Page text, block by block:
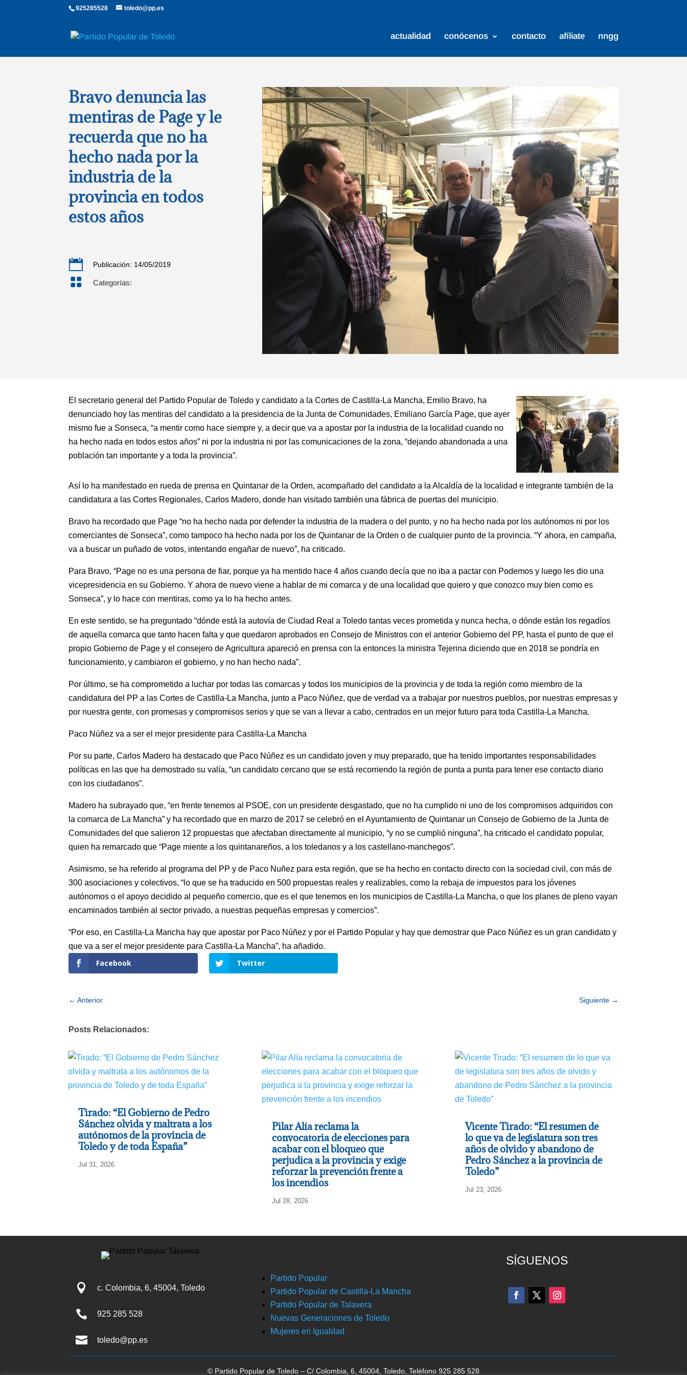
925285528 toledo@pp.es
actualidad conócenos contacto afíliate nngg
Bravo denuncia las
mentiras de Page y le
recuerda que no ha
hecho nada por la
industria de la
provincia en todos
estos años
 Publicación: 14/05/2019
 Categorías:
El secretario general del Partido Popular de Toledo y candidato a la Cortes de Castilla-La Mancha, Emilio Bravo, ha
denunciado hoy las mentiras del candidato a la presidencia de la Junta de Comunidades, Emiliano García Page, que ayer
mismo fue a Sonseca, “a mentir como hace siempre y, a decir que va a apostar por la industria de la localidad cuando no
ha hecho nada en todos estos años” ni por la industria ni por las comunicaciones de la zona, “dejando abandonada a una
población tan importante y a toda la provincia”.
Así lo ha manifestado en rueda de prensa en Quintanar de la Orden, acompañado del candidato a la Alcaldía de la localidad e integrante también de la
candidatura a las Cortes Regionales, Carlos Madero, donde han visitado también una fábrica de puertas del municipio.
Bravo ha recordado que Page “no ha hecho nada por defender la industria de la madera o del punto, y no ha hecho nada por los autónomos ni por los
comerciantes de Sonseca”, como tampoco ha hecho nada por los de Quintanar de la Orden o de cualquier punto de la provincia. “Y ahora, en campaña,
va a buscar un puñado de votos, intentando engañar de nuevo”, ha criticado.
Para Bravo, “Page no es una persona de fiar, porque ya ha mentido hace 4 años cuando decía que no iba a pactar con Podemos y luego les dio una
vicepresidencia en su Gobierno. Y ahora de nuevo viene a hablar de mi comarca y de una localidad que quiero y que conozco muy bien como es
Sonseca”, y lo hace con mentiras, como ya lo ha hecho antes.
En este sentido, se ha preguntado “dónde está la autovía de Ciudad Real a Toledo tantas veces prometida y nunca hecha, o dónde están los regadíos
de aquella comarca que tanto hacen falta y que quedaron aprobados en Consejo de Ministros con el anterior Gobierno del PP, hasta el punto de que el
propio Gobierno de Page y el consejero de Agricultura apareció en prensa con la entonces la ministra Tejerina diciendo que en 2018 se pondría en
funcionamiento, y cambiaron el gobierno, y no han hecho nada”.
Por último, se ha comprometido a luchar por todas las comarcas y todos los municipios de la provincia y de toda la región como miembro de la
candidatura del PP a las Cortes de Castilla-La Mancha, junto a Paco Núñez, que de verdad va a trabajar por nuestros pueblos, por nuestras empresas y
por nuestra gente, con promesas y compromisos serios y que se van a llevar a cabo, centrados en un mejor futuro para toda Castilla-La Mancha.
Paco Núñez va a ser el mejor presidente para Castilla-La Mancha
Por su parte, Carlos Madero ha destacado que Paco Núñez es un candidato joven y muy preparado, que ha tenido importantes responsabilidades
políticas en las que ha demostrado su valía, “un candidato cercano que se está recorriendo la región de punta a punta para tener ese contacto diario
con los ciudadanos”.
Madero ha subrayado que, “en frente tenemos al PSOE, con un presidente desgastado, que no ha cumplido ni uno de los compromisos adquiridos con
la comarca de La Mancha” y ha recordado que en marzo de 2017 se celebró en el Ayuntamiento de Quintanar un Consejo de Gobierno de la Junta de
Comunidades del que salieron 12 propuestas que afectaban directamente al municipio, “y no se cumplió ninguna”, ha criticado el candidato popular,
quien ha remarcado que “Page miente a los quintanareños, a los toledanos y a los castellano-manchegos”.
Asimismo, se ha referido al programa del PP y de Paco Nuñez para esta región, que se ha hecho en contacto directo con la sociedad civil, con más de
300 asociaciones y colectivos, “lo que se ha traducido en 500 propuestas reales y realizables, como la rebaja de impuestos para los jóvenes
autónomos o el apoyo decidido al pequeño comercio, que es el que tenemos en los municipios de Castilla-La Mancha, o que los planes de pleno vayan
encaminados también al sector privado, a nuestras pequeñas empresas y comercios”.
“Por eso, en Castilla-La Mancha hay que apostar por Paco Núñez y por el Partido Popular y hay que demostrar que Paco Núñez es un gran candidato y
que va a ser el mejor presidente para Castilla-La Mancha”, ha añadido.
Facebook Twitter
←Anterior Siguiente→
Posts Relacionados:
Tirado: “El Gobierno de Pedro
Sánchez olvida y maltrata a los
autónomos de la provincia de
Toledo y de toda España”
Jul 31, 2026
Pilar Alía reclama la
convocatoria de elecciones para
acabar con el bloqueo que
perjudica a la provincia y exige
reforzar la prevención frente a
los incendios
Jul 28, 2026
Vicente Tirado: “El resumen de
lo que va de legislatura son tres
años de olvido y abandono de
Pedro Sánchez a la provincia de
Toledo”
Jul 23, 2026
 c. Colombia, 6, 45004, Toledo
 925 285 528
 toledo@pp.es
Partido Popular
Partido Popular de Castilla-La Mancha
Partido Popular de Talavera
Nuevas Generaciones de Toledo
Mujeres en Igualdad
SÍGUENOS
© Partido Popular de Toledo – C/ Colombia, 6, 45004, Toledo, Teléfono 925 285 528